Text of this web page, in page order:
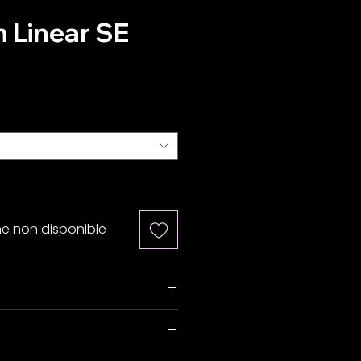
Linear SE
non disponible